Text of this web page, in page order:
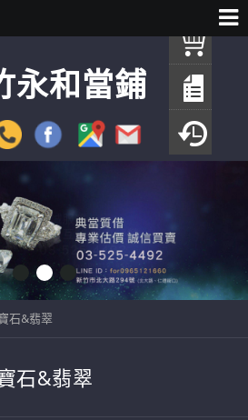
永和當鋪
石&翡翠
石&翡翠